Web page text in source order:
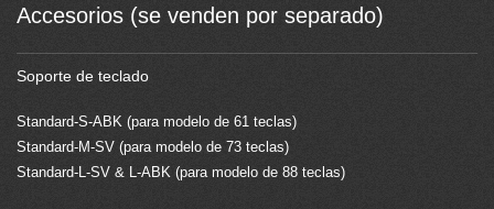
Accesorios (se venden por separado)
Soporte de teclado
Standard-S-ABK (para modelo de 61 teclas)
Standard-M-SV (para modelo de 73 teclas)
Standard-L-SV & L-ABK (para modelo de 88 teclas)